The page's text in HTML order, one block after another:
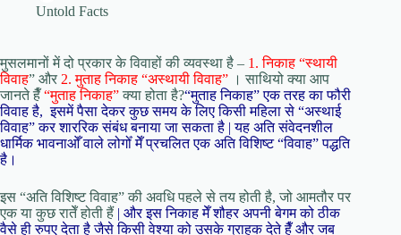
Untold Facts
मुसलमानों में दो प्रकार के विवाहों की व्यवस्था है – 1. निकाह “स्थायी
विवाह” और 2. मुताह निकाह “अस्थायी विवाह” । साथियो क्या आप
जानते हैँ“मुताह निकाह”क्या होता है?“मुताह निकाह” एक तरह का फौरी
विवाह है, इसमें पैसा देकर कुछ समय के लिए किसी महिला से “अस्थाई
विवाह” कर शाररिक संबंध बनाया जा सकता है | यह अति संवेदनशील
धार्मिक भावनाओँ वाले लोगोँ मेँ प्रचलित एक अति विशिष्ट “विवाह” पद्धति
है।
इस “अति विशिष्ट विवाह” की अवधि पहले से तय होती है, जो आमतौर पर
एक या कुछ रातेँ होती हैं | और इस निकाह मेँ शौहर अपनी बेगम को ठीक
वैसे ही रुपए देता है जैसे किसी वेश्या को उसके ग्राहक देते हैँ और जब